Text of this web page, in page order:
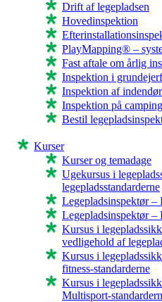
Drift af legepladsen
Hovedinspektion
PlayMapping® –
Fast aftale om årlig
Inspektion i
Inspektion af
Inspektion på
Bestil
Kurser
Kurser og temadage
Ugekursus i
legepladsstandarderne
Legepladsinspektør
Legepladsinspektør
Kursus i
vedligehold af
Kursus i
fitness-standarderne
Kursus i
Multisport-